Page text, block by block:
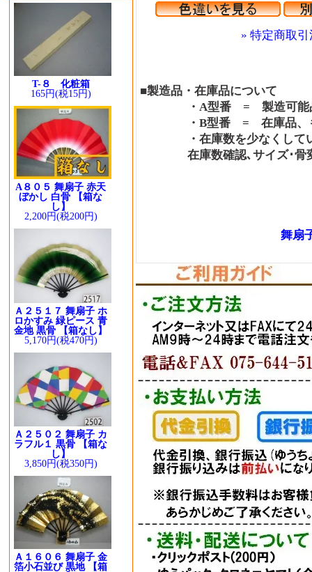
T-８ 化粧箱
165円(税15円)
A８０５ 舞扇子 赤天
ぼかし 白骨 【箱な
し】
2,200円(税200円)
Ａ２５１７ 舞扇子 ホ
ロかすみ 緑ピース 青
金地 黒骨 【箱なし】
5,170円(税470円)
Ａ２５０２ 舞扇子 カ
ラフル１ 黒骨 【箱な
し】
3,850円(税350円)
Ａ１６０６ 舞扇子 金
箔小石並び 黒地 【箱
» 特定商取
■製造品・在庫品について
・A型番 = 製造可能品
・B型番 = 在庫品、も
・在庫数を少なくしてい
在庫数確認､サイズ･骨変
舞扇